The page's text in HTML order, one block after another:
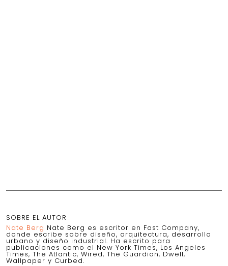
SOBRE EL AUTOR
Nate Berg Nate Berg es escritor en Fast Company,
donde escribe sobre diseño, arquitectura, desarrollo
urbano y diseño industrial. Ha escrito para
publicaciones como el New York Times, Los Angeles
Times, The Atlantic, Wired, The Guardian, Dwell,
Wallpaper y Curbed.